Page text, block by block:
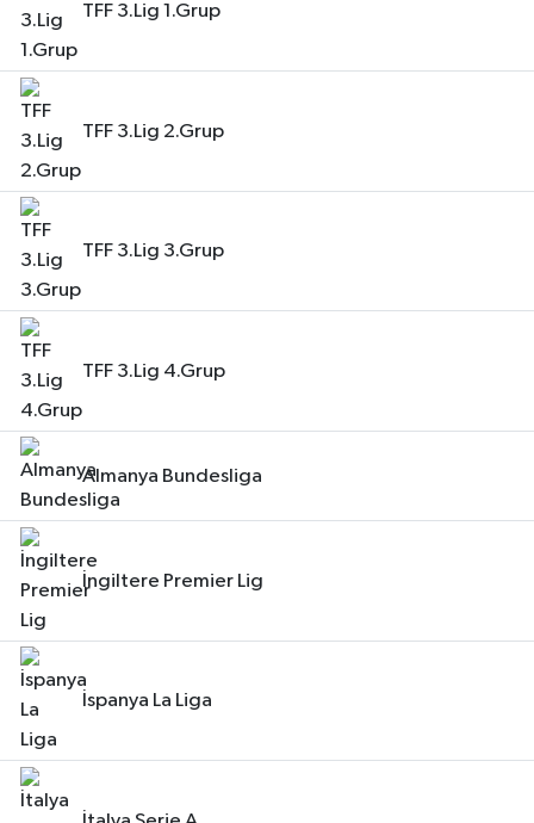
TFF 3.Lig 1.Grup
TFF 3.Lig 2.Grup
TFF 3.Lig 3.Grup
TFF 3.Lig 4.Grup
Almanya Bundesliga
İngiltere Premier Lig
İspanya La Liga